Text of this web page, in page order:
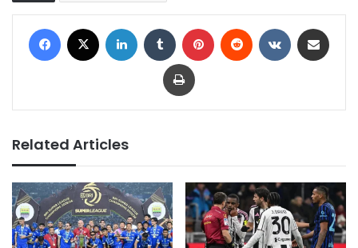
Print
Related Articles